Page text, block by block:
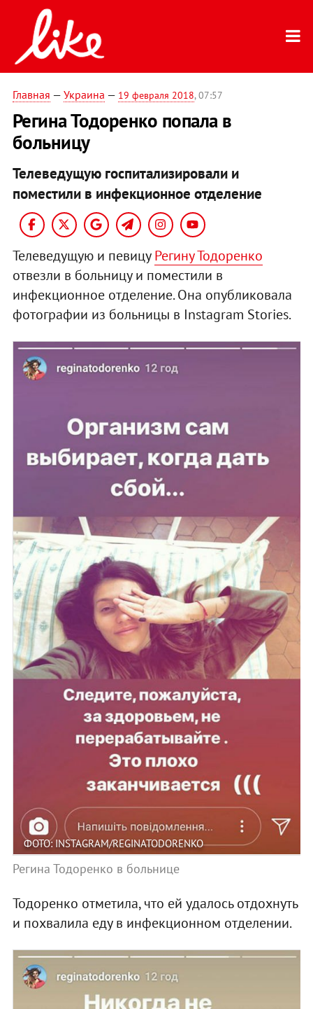
Главная — Украина — 19 февраля 2018, 07:57
Регина Тодоренко попала в
больницу
Телеведущую госпитализировали и
поместили в инфекционное отделение
Телеведущую и певицуРегину Тодоренко
отвезли в больницу и поместили в
инфекционное отделение. Она опубликовала
фотографии из больницы в Instagram Stories.
ФОТО: INSTAGRAM/REGINATODORENKO
Регина Тодоренко в больнице
Тодоренко отметила, что ей удалось отдохнуть
и похвалила еду в инфекционном отделении.